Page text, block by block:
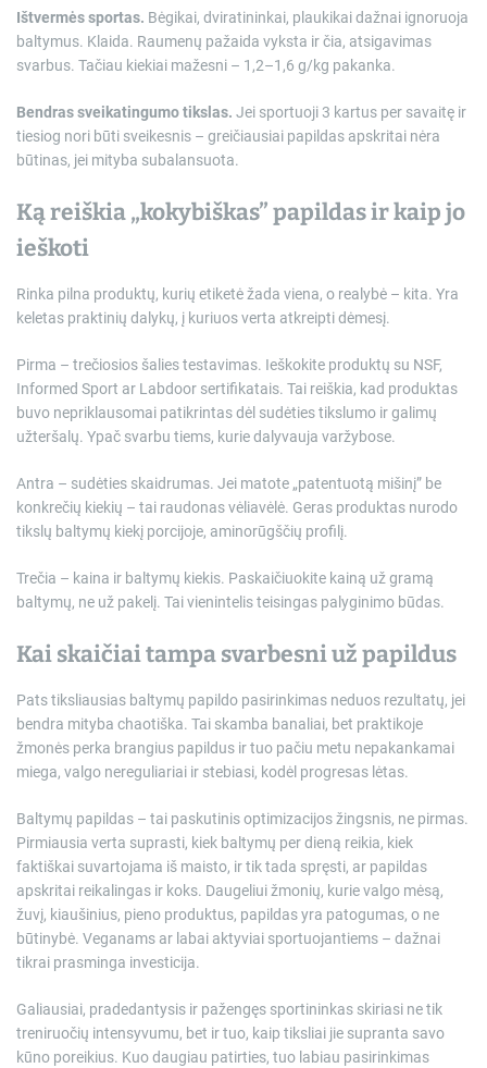
Ištvermės sportas. Bėgikai, dviratininkai, plaukikai dažnai ignoruoja
baltymus. Klaida. Raumenų pažaida vyksta ir čia, atsigavimas
svarbus. Tačiau kiekiai mažesni – 1,2–1,6 g/kg pakanka.
Bendras sveikatingumo tikslas. Jei sportuoji 3 kartus per savaitę ir
tiesiog nori būti sveikesnis – greičiausiai papildas apskritai nėra
būtinas, jei mityba subalansuota.
Ką reiškia „kokybiškas” papildas ir kaip jo
ieškoti
Rinka pilna produktų, kurių etiketė žada viena, o realybė – kita. Yra
keletas praktinių dalykų, į kuriuos verta atkreipti dėmesį.
Pirma – trečiosios šalies testavimas. Ieškokite produktų su NSF,
Informed Sport ar Labdoor sertifikatais. Tai reiškia, kad produktas
buvo nepriklausomai patikrintas dėl sudėties tikslumo ir galimų
užteršalų. Ypač svarbu tiems, kurie dalyvauja varžybose.
Antra – sudėties skaidrumas. Jei matote „patentuotą mišinį” be
konkrečių kiekių – tai raudonas vėliavėlė. Geras produktas nurodo
tikslų baltymų kiekį porcijoje, aminorūgščių profilį.
Trečia – kaina ir baltymų kiekis. Paskaičiuokite kainą už gramą
baltymų, ne už pakelį. Tai vienintelis teisingas palyginimo būdas.
Kai skaičiai tampa svarbesni už papildus
Pats tiksliausias baltymų papildo pasirinkimas neduos rezultatų, jei
bendra mityba chaotiška. Tai skamba banaliai, bet praktikoje
žmonės perka brangius papildus ir tuo pačiu metu nepakankamai
miega, valgo nereguliariai ir stebiasi, kodėl progresas lėtas.
Baltymų papildas – tai paskutinis optimizacijos žingsnis, ne pirmas.
Pirmiausia verta suprasti, kiek baltymų per dieną reikia, kiek
faktiškai suvartojama iš maisto, ir tik tada spręsti, ar papildas
apskritai reikalingas ir koks. Daugeliui žmonių, kurie valgo mėsą,
žuvį, kiaušinius, pieno produktus, papildas yra patogumas, o ne
būtinybė. Veganams ar labai aktyviai sportuojantiems – dažnai
tikrai prasminga investicija.
Galiausiai, pradedantysis ir pažengęs sportininkas skiriasi ne tik
treniruočių intensyvumu, bet ir tuo, kaip tiksliai jie supranta savo
kūno poreikius. Kuo daugiau patirties, tuo labiau pasirinkimas